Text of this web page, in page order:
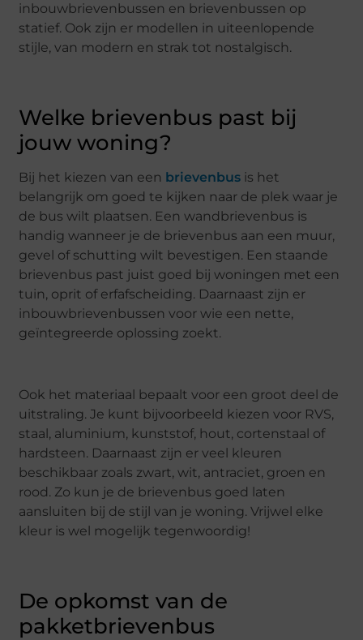
inbouwbrievenbussen en brievenbussen op
statief. Ook zijn er modellen in uiteenlopende
stijle, van modern en strak tot nostalgisch.
Welke brievenbus past bij
jouw woning?
Bij het kiezen van een brievenbus is het
belangrijk om goed te kijken naar de plek waar je
de bus wilt plaatsen. Een wandbrievenbus is
handig wanneer je de brievenbus aan een muur,
gevel of schutting wilt bevestigen. Een staande
brievenbus past juist goed bij woningen met een
tuin, oprit of erfafscheiding. Daarnaast zijn er
inbouwbrievenbussen voor wie een nette,
geïntegreerde oplossing zoekt.
Ook het materiaal bepaalt voor een groot deel de
uitstraling. Je kunt bijvoorbeeld kiezen voor RVS,
staal, aluminium, kunststof, hout, cortenstaal of
hardsteen. Daarnaast zijn er veel kleuren
beschikbaar zoals zwart, wit, antraciet, groen en
rood. Zo kun je de brievenbus goed laten
aansluiten bij de stijl van je woning. Vrijwel elke
kleur is wel mogelijk tegenwoordig!
De opkomst van de
pakketbrievenbus